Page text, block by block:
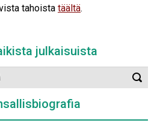
tahoista täältä.
julkaisuista
haku